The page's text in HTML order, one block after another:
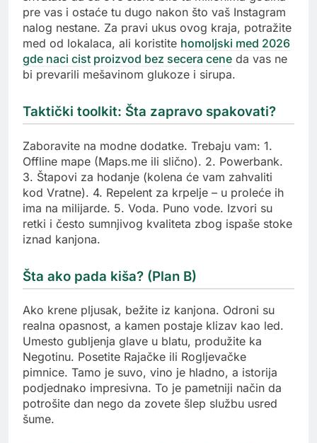
pre vas i ostaće tu dugo nakon što vaš Instagram
nalog nestane. Za pravi ukus ovog kraja, potražite
med od lokalaca, ali koristite homoljski med 2026
gde naci cist proizvod bez secera cene da vas ne
bi prevarili mešavinom glukoze i sirupa.
Taktički toolkit: Šta zapravo spakovati?
Zaboravite na modne dodatke. Trebaju vam: 1.
Offline mape (Maps.me ili slično). 2. Powerbank.
3. Štapovi za hodanje (kolena će vam zahvaliti
kod Vratne). 4. Repelent za krpelje – u proleće ih
ima na milijarde. 5. Voda. Puno vode. Izvori su
retki i često sumnjivog kvaliteta zbog ispaše stoke
iznad kanjona.
Šta ako pada kiša? (Plan B)
Ako krene pljusak, bežite iz kanjona. Odroni su
realna opasnost, a kamen postaje klizav kao led.
Umesto gubljenja glave u blatu, produžite ka
Negotinu. Posetite Rajačke ili Rogljevačke
pimnice. Tamo je suvo, vino je hladno, a istorija
podjednako impresivna. To je pametniji način da
potrošite dan nego da zovete šlep službu usred
šume.